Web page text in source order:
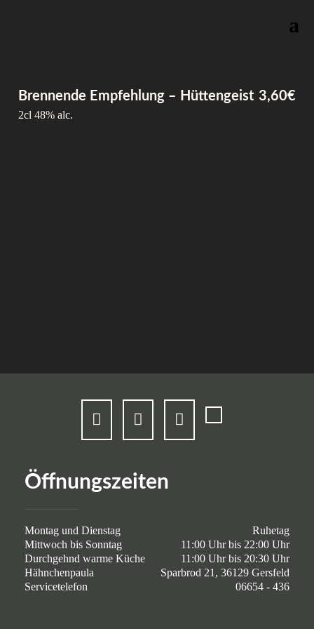
content
Brennende Empfehlung – Hüttengeist 3,60€
2cl 48% alc.
Öffnungszeiten
Montag und Dienstag
Ruhetag
Mittwoch bis Sonntag
11:00 Uhr bis 22:00 Uhr
Durchgehnd warme Küche
11:00 Uhr bis 20:30 Uhr
Hähnchenpaula
Sparbrod 21, 36129 Gersfeld
Servicetelefon
06654 - 436